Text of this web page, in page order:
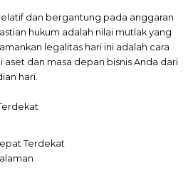
dan bergantung pada anggaran
hukum adalah nilai mutlak yang
legalitas hari ini adalah cara
dan masa depan bisnis Anda dari
hari.
Terdekat